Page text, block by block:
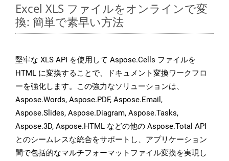
Excel XLS ファイルをオンラインで変
換: 簡単で素早い方法
堅牢な XLS API を使用して Aspose.Cells ファイルを
HTML に変換することで、ドキュメント変換ワークフロ
ーを強化します。この強力なソリューションは、
Aspose.Words, Aspose.PDF, Aspose.Email,
Aspose.Slides, Aspose.Diagram, Aspose.Tasks,
Aspose.3D, Aspose.HTML などの他の Aspose.Total API
とのシームレスな統合をサポートし、アプリケーション
間で包括的なマルチフォーマットファイル変換を実現し